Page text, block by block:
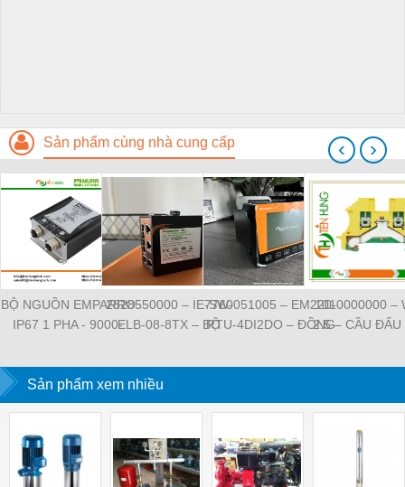
Sản phẩm cùng nhà cung cấp
BỘ NGUỒN EMPARRO
IP67 1 PHA - 9000-
EMPARRO IP67
POWER SUPPLY 1-
PHASE
2828550000 – IE-SW-
ELB-08-8TX – BỘ
RJ45 – WEIDMULLER
7760051005 – EM220-
RTU-4DI2DO – ĐỒNG
ĐO ĐIỆN ÁP –
1010000000 –
2.5 – CẦU ĐẤU
‹ ›
Sản phẩm xem nhiều